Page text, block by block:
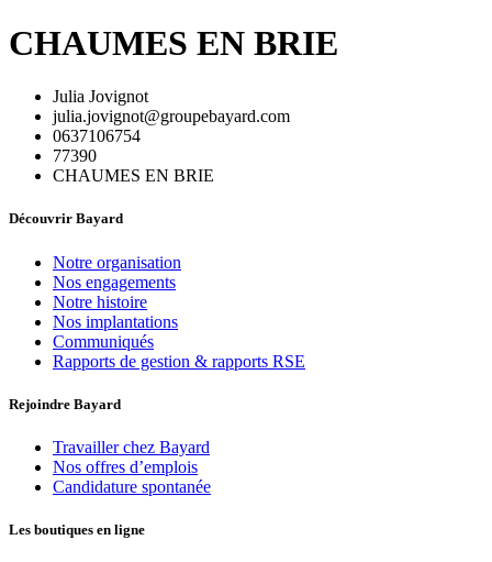
CHAUMES EN BRIE
Julia Jovignot
julia.jovignot@groupebayard.com
0637106754
77390
CHAUMES EN BRIE
Découvrir Bayard
Notre organisation
Nos engagements
Notre histoire
Nos implantations
Communiqués
Rapports de gestion & rapports RSE
Rejoindre Bayard
Travailler chez Bayard
Nos offres d’emplois
Candidature spontanée
Les boutiques en ligne